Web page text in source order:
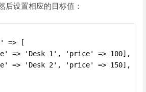
后设置相应的目标值：
=> [
=> 'Desk 1', 'price' => 100],
=> 'Desk 2', 'price' => 150],